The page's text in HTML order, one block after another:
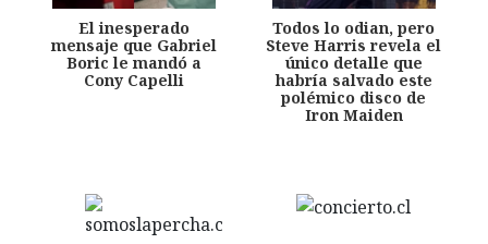
El inesperado
mensaje que Gabriel
Boric le mandó a
Cony Capelli
Todos lo odian, pero
Steve Harris revela el
único detalle que
habría salvado este
polémico disco de
Iron Maiden